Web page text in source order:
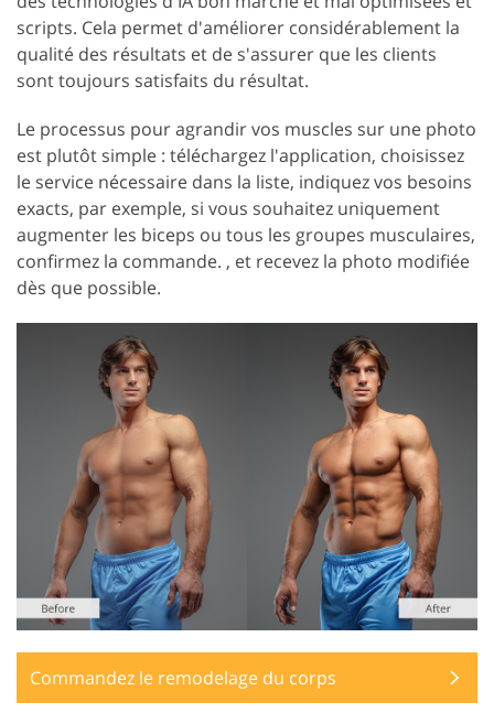
scripts. Cela permet d'améliorer considérablement la
qualité des résultats et de s'assurer que les clients
sont toujours satisfaits du résultat.
Le processus pour agrandir vos muscles sur une photo
est plutôt simple : téléchargez l'application, choisissez
le service nécessaire dans la liste, indiquez vos besoins
exacts, par exemple, si vous souhaitez uniquement
augmenter les biceps ou tous les groupes musculaires,
confirmez la commande. , et recevez la photo modifiée
dès que possible.
Commandez le remodelage du corps